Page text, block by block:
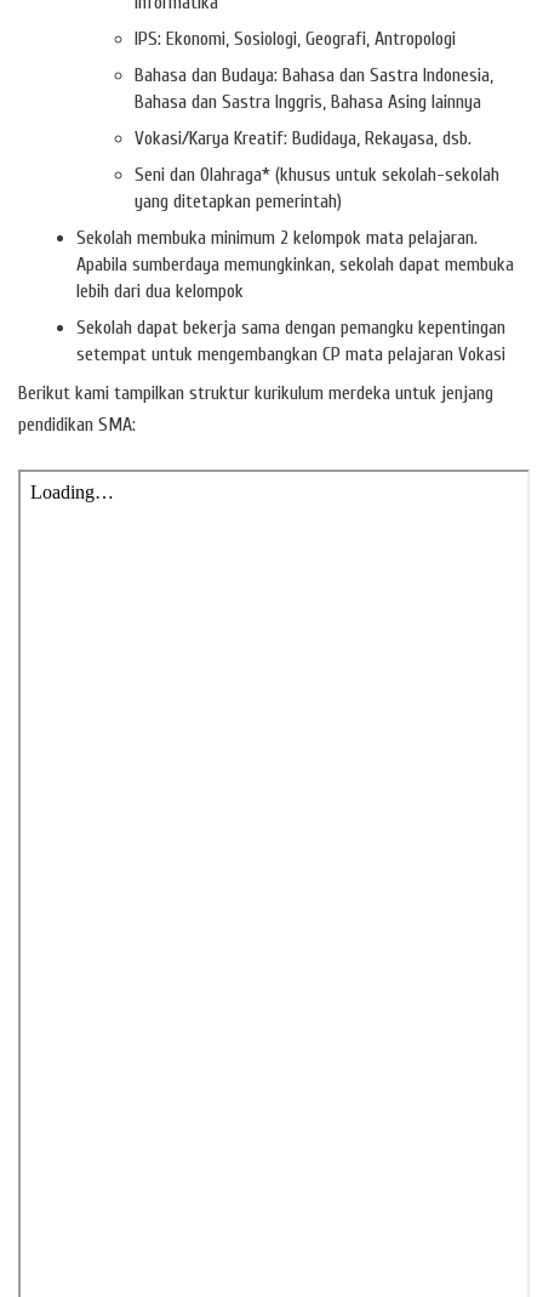
IPS: Ekonomi, Sosiologi, Geografi, Antropologi
Bahasa dan Budaya: Bahasa dan Sastra Indonesia,
Bahasa dan Sastra Inggris, Bahasa Asing lainnya
Vokasi/Karya Kreatif: Budidaya, Rekayasa, dsb.
Seni dan Olahraga* (khusus untuk sekolah-sekolah
yang ditetapkan pemerintah)
Sekolah membuka minimum 2 kelompok mata pelajaran.
Apabila sumberdaya memungkinkan, sekolah dapat membuka
lebih dari dua kelompok
Sekolah dapat bekerja sama dengan pemangku kepentingan
setempat untuk mengembangkan CP mata pelajaran Vokasi
Berikut kami tampilkan struktur kurikulum merdeka untuk jenjang
pendidikan SMA: